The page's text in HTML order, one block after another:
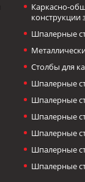
Каркасно-
конструкции
Шпалерные
Столбы для
Шпалерные
Шпалерные
Шпалерные
Шпалерные
Шпалерные
Шпалерные